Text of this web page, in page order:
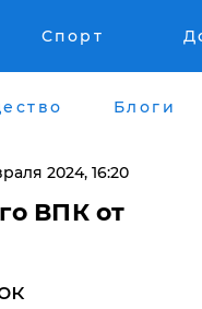
Спорт
Блоги
2024, 16:20
ВПК от